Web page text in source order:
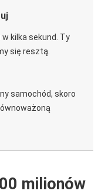
kilka sekund. Ty
się resztą.
samochód, skoro
milionów